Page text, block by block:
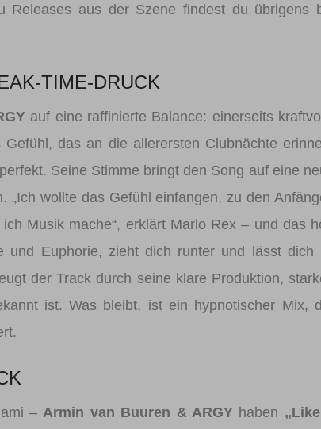
Releases aus der Szene findest du übrigens
TIME-DRUCK
auf eine raffinierte Balance: einerseits
das an die allerersten Clubnächte
perfekt. Seine Stimme bringt den Song auf eine
wollte das Gefühl einfangen, zu den
Musik mache“, erklärt Marlo Rex – und das
und Euphorie, zieht dich runter und lässt dich
der Track durch seine klare Produktion,
ist. Was bleibt, ist ein hypnotischer Mix,
– Armin van Buuren & ARGYhaben